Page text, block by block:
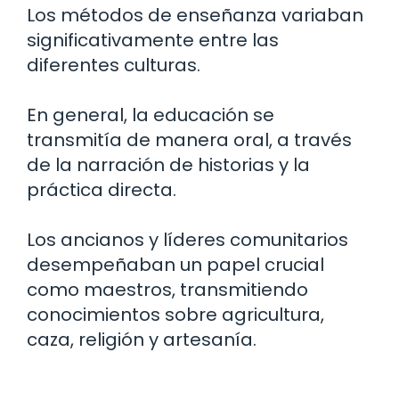
Los métodos de enseñanza variaban
significativamente entre las
diferentes culturas.
En general, la educación se
transmitía de manera oral, a través
de la narración de historias y la
práctica directa.
Los ancianos y líderes comunitarios
desempeñaban un papel crucial
como maestros, transmitiendo
conocimientos sobre agricultura,
caza, religión y artesanía.